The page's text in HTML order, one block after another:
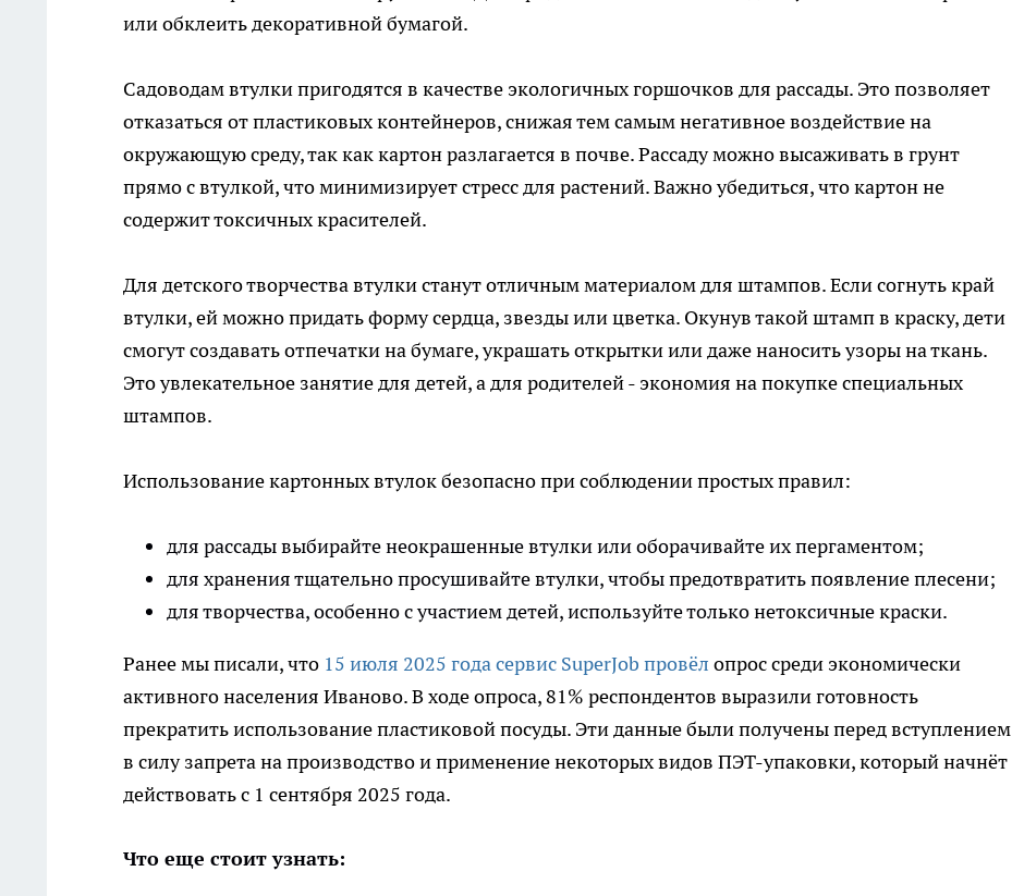
или обклеить декоративной бумагой.
Садоводам втулки пригодятся в качестве экологичных горшочков для рассады. Это позволяет
отказаться от пластиковых контейнеров, снижая тем самым негативное воздействие на
окружающую среду, так как картон разлагается в почве. Рассаду можно высаживать в грунт
прямо с втулкой, что минимизирует стресс для растений. Важно убедиться, что картон не
содержит токсичных красителей.
Для детского творчества втулки станут отличным материалом для штампов. Если согнуть край
втулки, ей можно придать форму сердца, звезды или цветка. Окунув такой штамп в краску, дети
смогут создавать отпечатки на бумаге, украшать открытки или даже наносить узоры на ткань.
Это увлекательное занятие для детей, а для родителей - экономия на покупке специальных
штампов.
Использование картонных втулок безопасно при соблюдении простых правил:
для рассады выбирайте неокрашенные втулки или оборачивайте их пергаментом;
для хранения тщательно просушивайте втулки, чтобы предотвратить появление плесени;
для творчества, особенно с участием детей, используйте только нетоксичные краски.
Ранее мы писали, что 15 июля 2025 года сервис SuperJob провёл опрос среди экономически
активного населения Иваново. В ходе опроса, 81% респондентов выразили готовность
прекратить использование пластиковой посуды. Эти данные были получены перед вступлением
в силу запрета на производство и применение некоторых видов ПЭТ-упаковки, который начнёт
действовать с 1 сентября 2025 года.
Что еще стоит узнать: